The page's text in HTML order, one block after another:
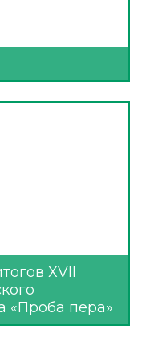
ХVII
«Проба пера»